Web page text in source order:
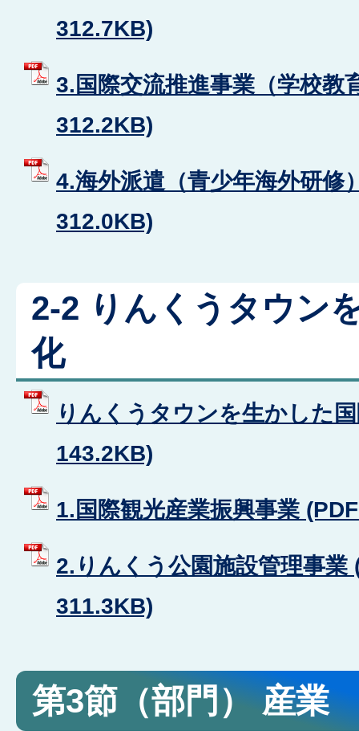
312.7KB)
3.国際交流推進事業（学校教
312.2KB)
4.海外派遣（青少年海外研修
312.0KB)
2-2 りんくうタウン
化
りんくうタウンを生かした
143.2KB)
1.国際観光産業振興事業
2.りんくう公園施設管理事業
311.3KB)
第3節（部門） 産業